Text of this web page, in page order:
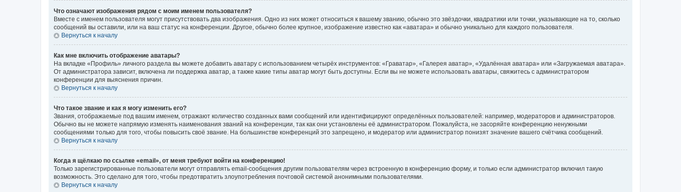
Что означают изображения рядом с моим именем пользователя?
Вместе с именем пользователя могут присутствовать два изображения. Одно из них может относиться к вашему званию, обычно это звёздочки, квадратики или точки, указывающие на то, сколько
сообщений вы оставили, или на ваш статус на конференции. Другое, обычно более крупное, изображение известно как «аватара» и обычно уникально для каждого пользователя.
Вернуться к началу
Как мне включить отображение аватары?
На вкладке «Профиль» личного раздела вы можете добавить аватару с использованием четырёх инструментов: «Граватар», «Галерея аватар», «Удалённая аватара» или «Загружаемая аватара».
От администратора зависит, включена ли поддержка аватар, а также какие типы аватар могут быть доступны. Если вы не можете использовать аватары, свяжитесь с администратором
конференции для выяснения причин.
Вернуться к началу
Что такое звание и как я могу изменить его?
Звания, отображаемые под вашим именем, отражают количество созданных вами сообщений или идентифицируют определённых пользователей: например, модераторов и администраторов.
Обычно вы не можете напрямую изменять наименования званий на конференции, так как они установлены её администратором. Пожалуйста, не засоряйте конференцию ненужными
сообщениями только для того, чтобы повысить своё звание. На большинстве конференций это запрещено, и модератор или администратор понизят значение вашего счётчика сообщений.
Вернуться к началу
Когда я щёлкаю по ссылке «email», от меня требуют войти на конференцию!
Только зарегистрированные пользователи могут отправлять email-сообщения другим пользователям через встроенную в конференцию форму, и только если администратор включил такую
возможность. Это сделано для того, чтобы предотвратить злоупотребления почтовой системой анонимными пользователями.
Вернуться к началу